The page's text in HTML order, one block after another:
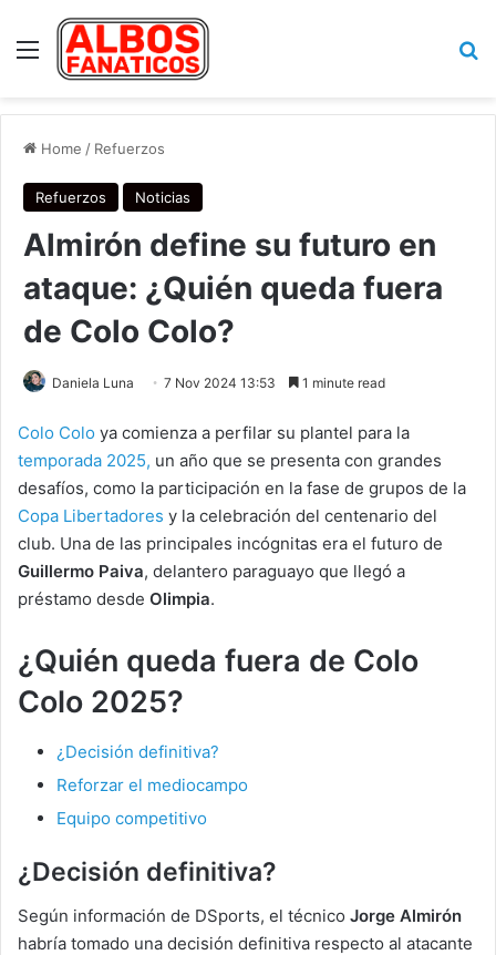
Menu
Home / Refuerzos
Refuerzos Noticias
Almirón define su futuro en
ataque: ¿Quién queda fuera
de Colo Colo?
Daniela Luna 7 Nov 2024 13:53 1 minute read
Colo Colo ya comienza a perfilar su plantel para la
temporada 2025, un año que se presenta con grandes
desafíos, como la participación en la fase de grupos de la
Copa Libertadores y la celebración del centenario del
club. Una de las principales incógnitas era el futuro de
Guillermo Paiva, delantero paraguayo que llegó a
préstamo desde Olimpia.
¿Quién queda fuera de Colo
Colo 2025?
¿Decisión definitiva?
Reforzar el mediocampo
Equipo competitivo
¿Decisión definitiva?
Según información de DSports, el técnico Jorge Almirón
habría tomado una decisión definitiva respecto al atacante